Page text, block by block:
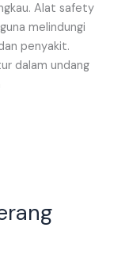
Alat safety
melindungi
penyakit.
dalam undang